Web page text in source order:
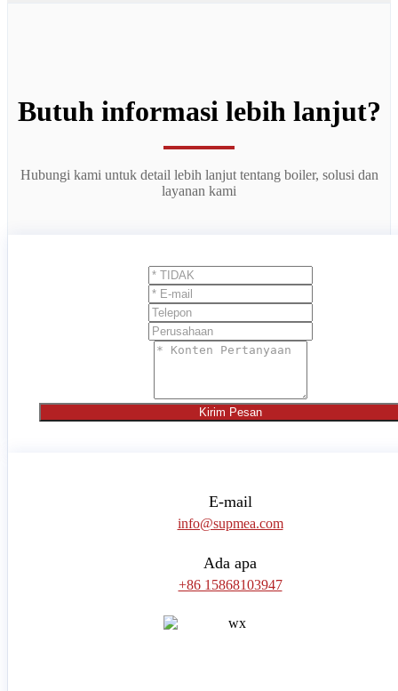
Butuh informasi lebih lanjut?
Hubungi kami untuk detail lebih lanjut tentang boiler, solusi dan
layanan kami
Kirim Pesan
E-mail
info@supmea.com
Ada apa
+86 15868103947